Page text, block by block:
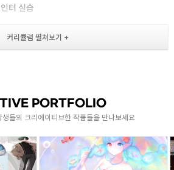
터 실습
PORTFOLIO
들의 크리에이티브한 작품들을 만나보세요